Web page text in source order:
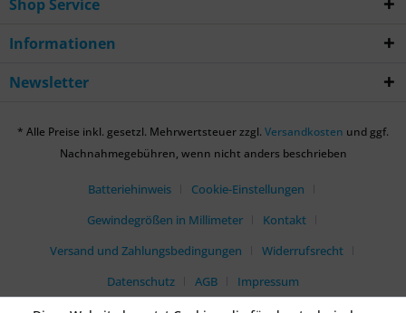
Shop Service
Informationen
Newsletter
* Alle Preise inkl. gesetzl. Mehrwertsteuer zzgl. Versandkosten und ggf.
Nachnahmegebühren, wenn nicht anders beschrieben
Batteriehinweis
Cookie-Einstellungen
Gewindegrößen in Millimeter
Kontakt
Versand und Zahlungsbedingungen
Widerrufsrecht
Datenschutz
AGB Impressum